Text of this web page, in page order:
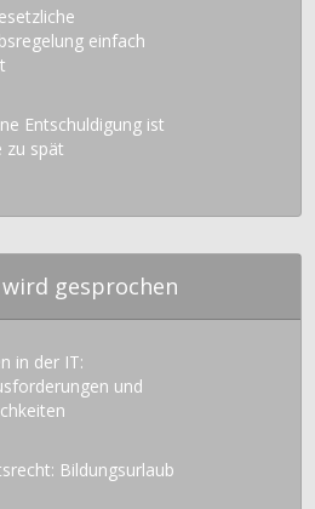
einfach
Entschuldigung ist
zu spät
gesprochen
in der IT:
und
Bildungsurlaub